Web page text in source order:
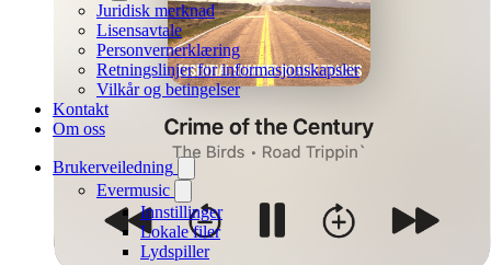
Juridisk merknad
Lisensavtale
Personvernerklæring
Retningslinjer for informasjonskapsler
Vilkår og betingelser
Kontakt
Om oss
Brukerveiledning
Evermusic
Innstillinger
Lokale filer
Lydspiller